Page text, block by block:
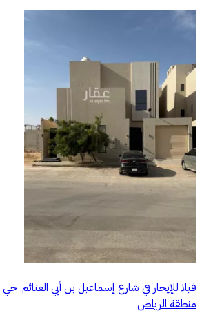
فيلا للإيجار في شارع إسماعيل بن أبي الغنائم,
منطقة الرياض